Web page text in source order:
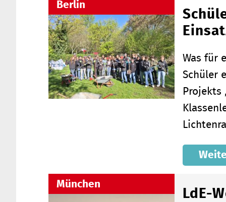
Berlin
Was für
Schüler
Projekts
München
LdE-